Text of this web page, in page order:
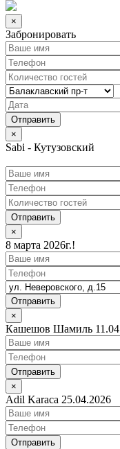
×
Забронировать
×
Sabi - Кутузовский
Отправить
×
8 марта 2026г.!
Отправить
×
Кашешов Шамиль
Отправить
×
Adil Karaca 25.04.2026
Отправить